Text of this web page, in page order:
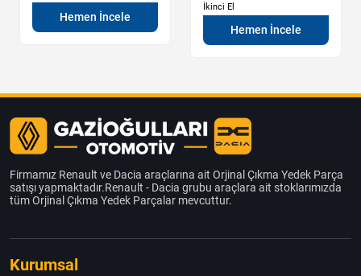
Hemen İncele
İkinci El
Hemen İncele
Firmamız Renault ve Dacia araçlarına ait Orjinal Çıkma Yedek Parça
satışı yapmaktadır.Renault - Dacia grubu araçlara ait stoklarımızda
tüm Orjinal Çıkma Yedek Parçalar mevcuttur.
Kurumsal